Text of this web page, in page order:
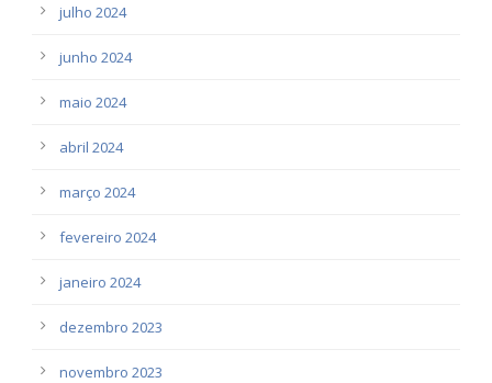
julho 2024
junho 2024
maio 2024
abril 2024
março 2024
fevereiro 2024
janeiro 2024
dezembro 2023
novembro 2023